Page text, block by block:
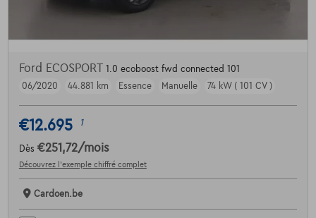
Ford ECOSPORT 1.0 ecoboost fwd connected 101
06/2020
44.881 km Essence Manuelle 74 kW ( 101 CV )
€12.695 1
Dès €251,72/mois
Découvrez l’exemple chiffré complet
Cardoen.be